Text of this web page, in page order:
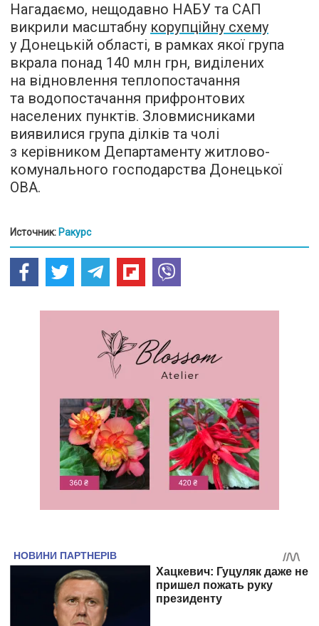
Нагадаємо, нещодавно НАБУ та САП
викрили масштабну корупційну схему
у Донецькій області, в рамках якої група
вкрала понад 140 млн грн, виділених
на відновлення теплопостачання
та водопостачання прифронтових
населених пунктів. Зловмисниками
виявилися група ділків та чолі
з керівником Департаменту житлово-
комунального господарства Донецької
ОВА.
Источник: Ракурс